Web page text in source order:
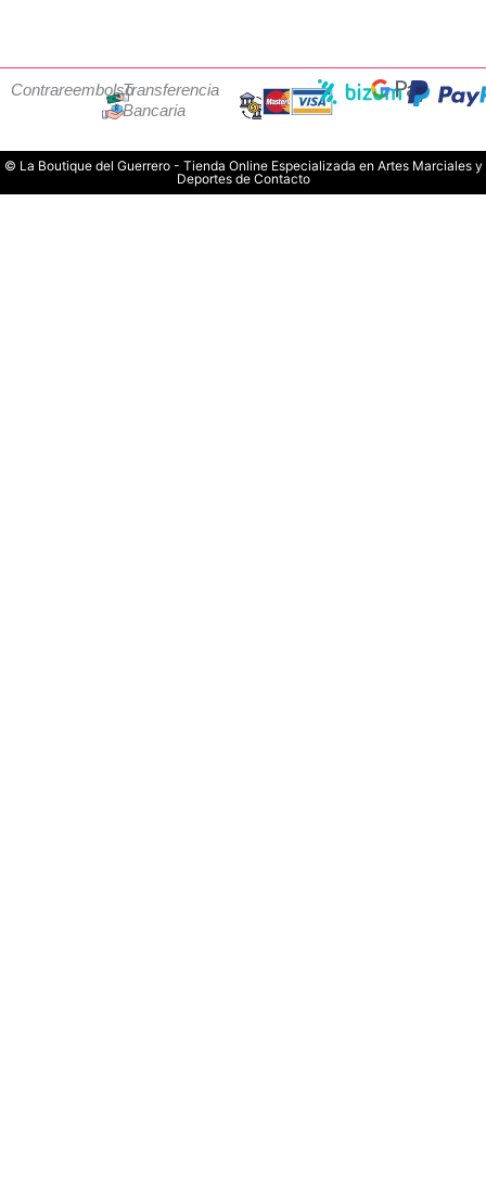
ContrareembolsoTransferencia
Bancaria
© La Boutique del Guerrero - Tienda Online Especializada en Artes Marciales y
Deportes de Contacto